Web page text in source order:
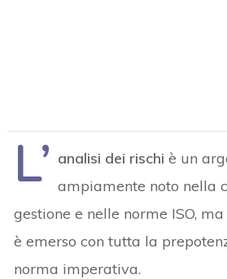
L’ analisi dei rischi è un
ampiamente noto nella
gestione e nelle norme ISO,
è emerso con tutta la
norma imperativa.